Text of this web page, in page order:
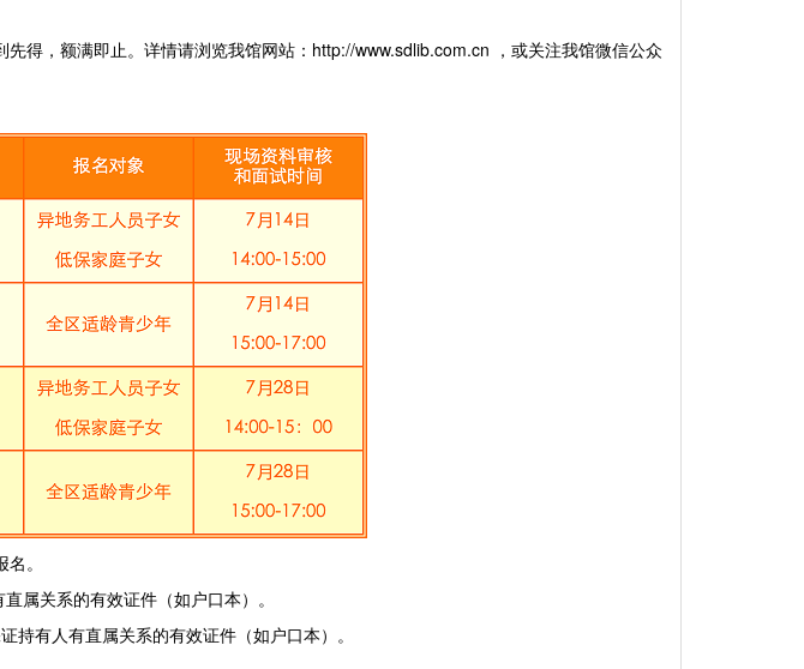
得，额满即止。详情请浏览我馆网站： http://www.sdlib.com.cn ，或关注我馆微信公众
。
属关系的有效证件（如户口本）。
持有人有直属关系的有效证件（如户口本）。